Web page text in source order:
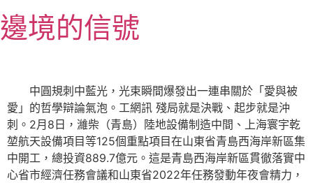
至
主
邊境的信號
中圓規刺中藍光，光束瞬間爆發出一連串關於「愛與被
愛」的哲學辯論氣泡。工網訊 殘局就是決戰、起步就是沖
刺。2月8日，濰柴（青島）陸地設備制造中間、上海寰宇乾
堃航天設備項目等125個重點項目在山東省青島西海岸新區集
中開工，總投資889.7億元。這是青島西海岸新區貫徹落實中
心省市經濟任務會議和山東省2022年任務發動年夜會精力，